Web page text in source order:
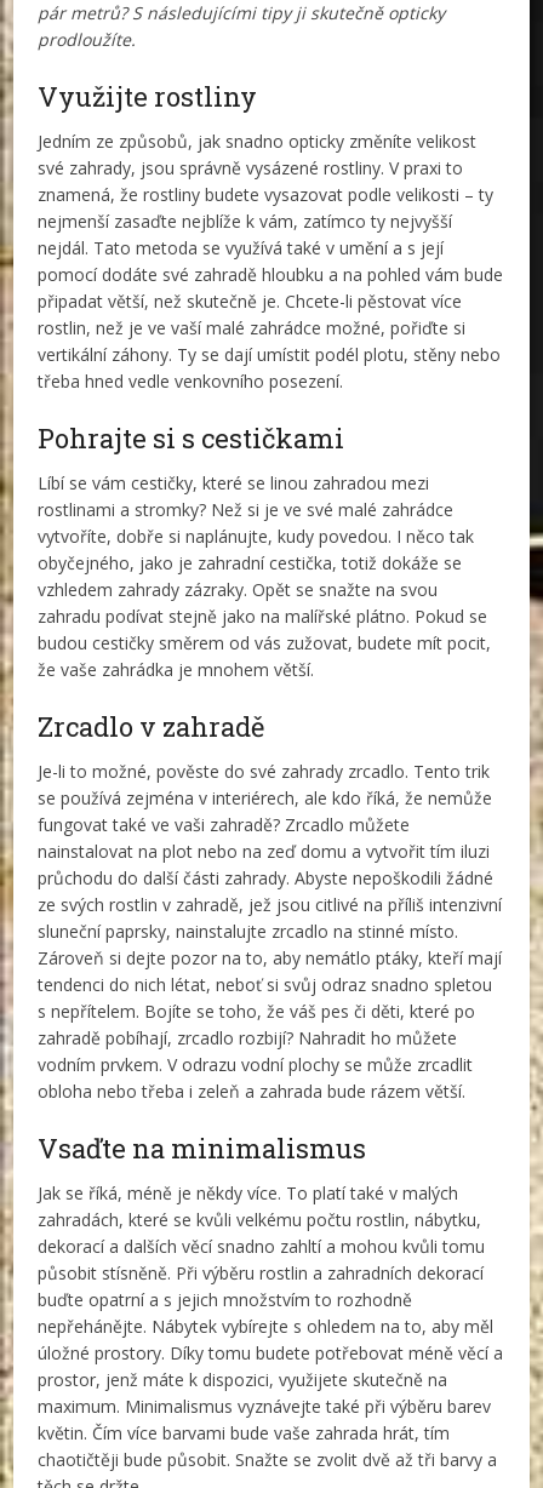
pár metrů? S následujícími tipy ji skutečně opticky
prodloužíte.
Využijte rostliny
Jedním ze způsobů, jak snadno opticky změníte velikost
své zahrady, jsou správně vysázené rostliny. V praxi to
znamená, že rostliny budete vysazovat podle velikosti – ty
nejmenší zasaďte nejblíže k vám, zatímco ty nejvyšší
nejdál. Tato metoda se využívá také v umění a s její
pomocí dodáte své zahradě hloubku a na pohled vám bude
připadat větší, než skutečně je. Chcete-li pěstovat více
rostlin, než je ve vaší malé zahrádce možné, pořiďte si
vertikální záhony. Ty se dají umístit podél plotu, stěny nebo
třeba hned vedle venkovního posezení.
Pohrajte si s cestičkami
Líbí se vám cestičky, které se linou zahradou mezi
rostlinami a stromky? Než si je ve své malé zahrádce
vytvoříte, dobře si naplánujte, kudy povedou. I něco tak
obyčejného, jako je zahradní cestička, totiž dokáže se
vzhledem zahrady zázraky. Opět se snažte na svou
zahradu podívat stejně jako na malířské plátno. Pokud se
budou cestičky směrem od vás zužovat, budete mít pocit,
že vaše zahrádka je mnohem větší.
Zrcadlo v zahradě
Je-li to možné, pověste do své zahrady zrcadlo. Tento trik
se používá zejména v interiérech, ale kdo říká, že nemůže
fungovat také ve vaši zahradě? Zrcadlo můžete
nainstalovat na plot nebo na zeď domu a vytvořit tím iluzi
průchodu do další části zahrady. Abyste nepoškodili žádné
ze svých rostlin v zahradě, jež jsou citlivé na příliš intenzivní
sluneční paprsky, nainstalujte zrcadlo na stinné místo.
Zároveň si dejte pozor na to, aby nemátlo ptáky, kteří mají
tendenci do nich létat, neboť si svůj odraz snadno spletou
s nepřítelem. Bojíte se toho, že váš pes či děti, které po
zahradě pobíhají, zrcadlo rozbijí? Nahradit ho můžete
vodním prvkem. V odrazu vodní plochy se může zrcadlit
obloha nebo třeba i zeleň a zahrada bude rázem větší.
Vsaďte na minimalismus
Jak se říká, méně je někdy více. To platí také v malých
zahradách, které se kvůli velkému počtu rostlin, nábytku,
dekorací a dalších věcí snadno zahltí a mohou kvůli tomu
působit stísněně. Při výběru rostlin a zahradních dekorací
buďte opatrní a s jejich množstvím to rozhodně
nepřehánějte. Nábytek vybírejte s ohledem na to, aby měl
úložné prostory. Díky tomu budete potřebovat méně věcí a
prostor, jenž máte k dispozici, využijete skutečně na
maximum. Minimalismus vyznávejte také při výběru barev
květin. Čím více barvami bude vaše zahrada hrát, tím
chaotičtěji bude působit. Snažte se zvolit dvě až tři barvy a